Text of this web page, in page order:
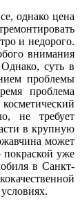
однако цена
и недорого.
внимания
суть в
проблемы
проблема
не требует
в крупную
может
покраской уже
в Санкт-